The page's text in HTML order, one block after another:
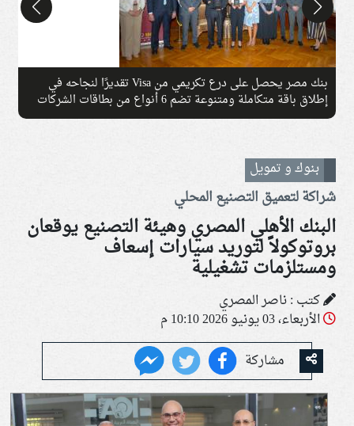
بنك مصر يحصل على درع تكريمي من Visa تقديرًا لنجاحه في
إطلاق باقة متكاملة ومتنوعة تضم 6 أنواع من بطاقات الشركات
خلال عام واحد
بنوك و تمويل
شراكة لتعميق التصنيع المحلي
البنك الأهلي المصري وهيئة التصنيع يوقعان
بروتوكولاً لتوريد سيارات إسعاف
ومستلزمات تشغيلية
كتب : ناصر المصري
الأربعاء، 03 يونيو 2026 10:10 م
مشاركة